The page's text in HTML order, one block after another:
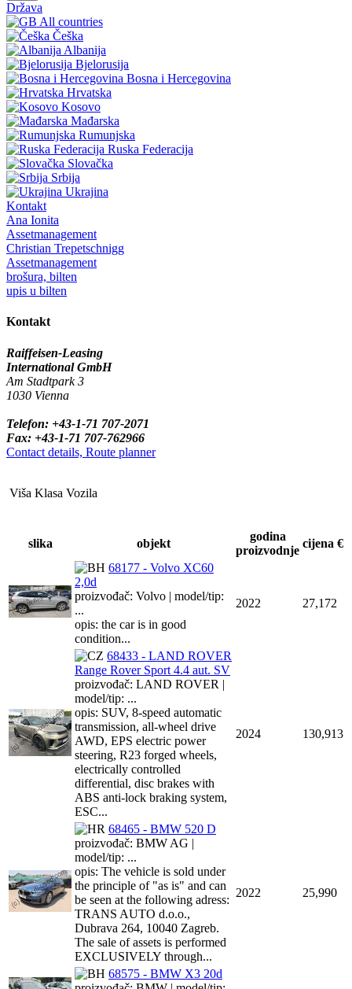
Država
All countries
Češka
Albanija
Bjelorusija
Bosna i Hercegovina
Hrvatska
Kosovo
Mađarska
Rumunjska
Ruska Federacija
Slovačka
Srbija
Ukrajina
Kontakt
Ana Ionita
Assetmanagement
Christian Trepetschnigg
Assetmanagement
brošura, bilten
upis u bilten
Kontakt
Raiffeisen-Leasing
International GmbH
Am Stadtpark 3
1030 Vienna
Telefon: +43-1-71 707-2071
Fax: +43-1-71 707-762966
Contact details, Route planner
Viša Klasa Vozila
slika objekt
godina
proizvodnje
cijena €
68177 - Volvo XC60
2,0d
proizvođač: Volvo | model/tip:
...
opis: the car is in good
condition...
2022 27,172
68433 - LAND ROVER
Range Rover Sport 4.4 aut. SV
proizvođač: LAND ROVER |
model/tip: ...
opis: SUV, 8-speed automatic
transmission, all-wheel drive
AWD, EPS electric power
steering, R23 forged wheels,
electrically controlled
differential, disc brakes with
ABS anti-lock braking system,
ESC...
2024 130,913
68465 - BMW 520 D
proizvođač: BMW AG |
model/tip: ...
opis: The vehicle is sold under
the principle of "as is" and can
be seen at the following adress:
TRANS AUTO d.o.o.,
Dubrava 264, 10040 Zagreb.
The sale of assets is performed
EXCLUSIVELY through...
2022 25,990
68575 - BMW X3 20d